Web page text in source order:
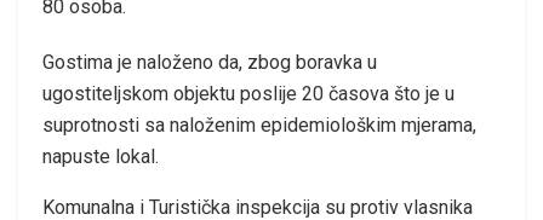
80 osoba.
Gostima je naloženo da, zbog boravka u
ugostiteljskom objektu poslije 20 časova što je u
suprotnosti sa naloženim epidemiološkim mjerama,
napuste lokal.
Komunalna i Turistička inspekcija su protiv vlasnika